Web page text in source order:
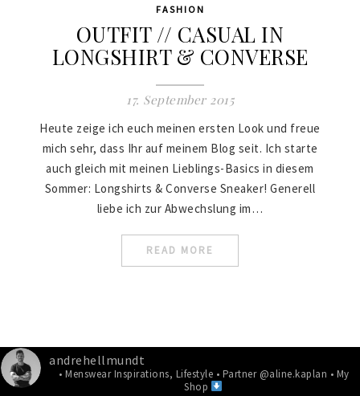
FASHION
OUTFIT // CASUAL IN
LONGSHIRT & CONVERSE
17. September 2015
Heute zeige ich euch meinen ersten Look und freue
mich sehr, dass Ihr auf meinem Blog seit. Ich starte
auch gleich mit meinen Lieblings-Basics in diesem
Sommer: Longshirts & Converse Sneaker! Generell
liebe ich zur Abwechslung im…
READ MORE
andrehellmundt
• Menswear Inspirations, Lifestyle • Partner @aline.kaplan • My
Shop